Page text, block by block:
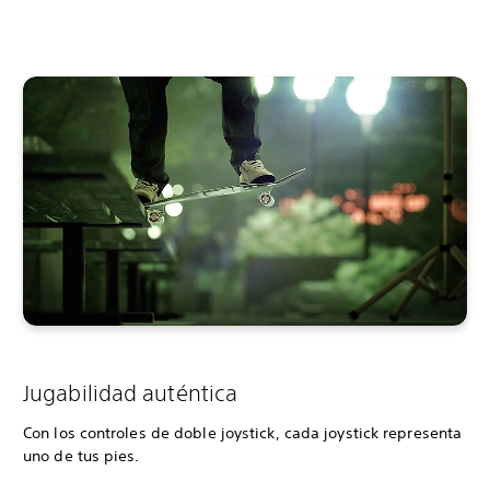
Jugabilidad auténtica
Con los controles de doble joystick, cada joystick representa
uno de tus pies.